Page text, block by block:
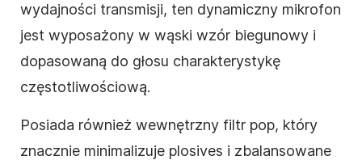
wydajności transmisji, ten dynamiczny mikrofon
jest wyposażony w wąski wzór biegunowy i
dopasowaną do głosu charakterystykę
częstotliwościową.
Posiada również wewnętrzny filtr pop, który
znacznie minimalizuje plosives i zbalansowane